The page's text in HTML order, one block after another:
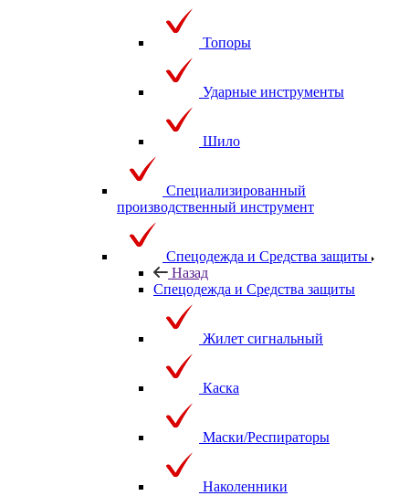
Топоры
Ударные инструменты
Шило
Специализированный
производственный инструмент
Спецодежда и Средства защиты
Назад
Спецодежда и Средства защиты
Жилет сигнальный
Каска
Маски/Респираторы
Наколенники